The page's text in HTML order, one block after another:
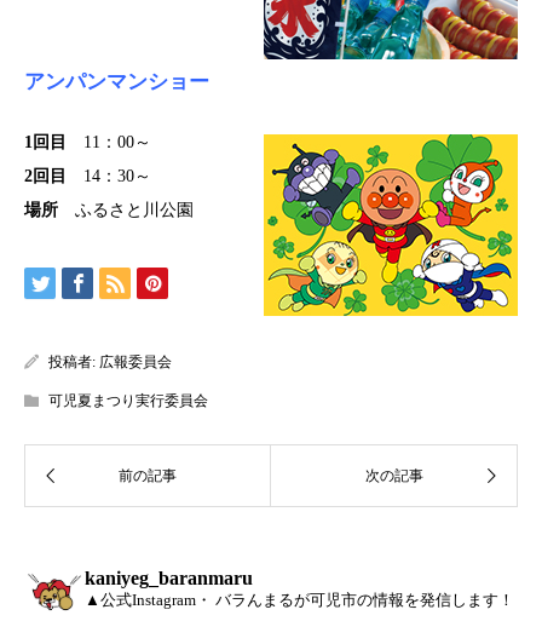
アンパンマンショー
1回目
11：00～
2回目
14：30～
場所 ふるさと川公園
投稿者: 広報委員会
可児夏まつり実行委員会
kaniyeg_baranmaru
▲公式Instagram・ バラんまるが可児市の情報を発信します！